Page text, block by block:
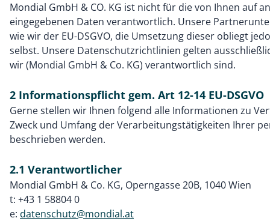
Mondial GmbH & CO. KG ist nicht für die von Ihnen auf
eingegebenen Daten verantwortlich. Unsere
wie wir der EU-DSGVO, die Umsetzung dieser obliegt
selbst. Unsere Datenschutzrichtlinien gelten
wir (Mondial GmbH & Co. KG) verantwortlich sind.
2 Informationspflicht gem. Art 12-14 EU-DSGVO
Gerne stellen wir Ihnen folgend alle Informationen zu
Zweck und Umfang der Verarbeitungstätigkeiten Ihrer
beschrieben werden.
2.1 Verantwortlicher
Mondial GmbH & Co. KG, Operngasse 20B, 1040 Wien
t: +43 1 58804 0
e: datenschutz@mondial.at